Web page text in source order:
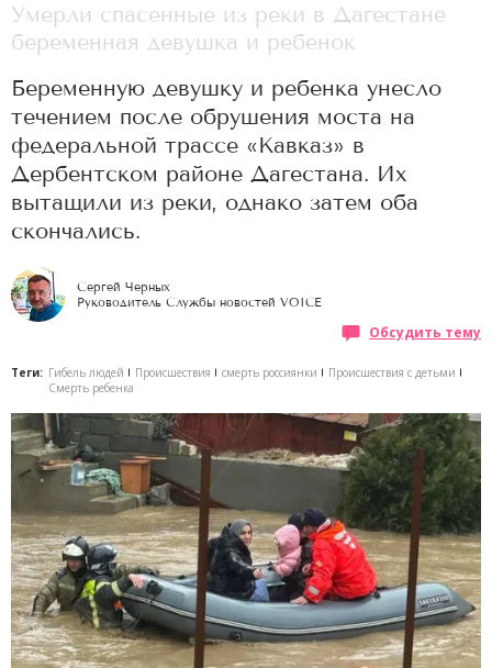
Умерли спасенные из реки в Дагестане
беременная девушка и ребенок
Беременную девушку и ребенка унесло
течением после обрушения моста на
федеральной трассе «Кавказ» в
Дербентском районе Дагестана. Их
вытащили из реки, однако затем оба
скончались.
Сергей Черных
Руководитель Службы новостей VOICE
Обсудить тему
Теги: Гибель людей Происшествия смерть россиянки
Происшествия с детьми
Смерть ребенка